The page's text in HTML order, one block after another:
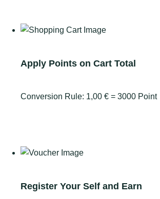
Apply Points on Cart Total
Conversion Rule: 1,00 € = 3000 Point
Register Your Self and Earn